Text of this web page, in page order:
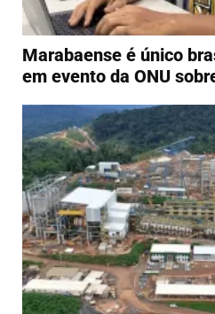
Marabaense é único
em evento da ONU